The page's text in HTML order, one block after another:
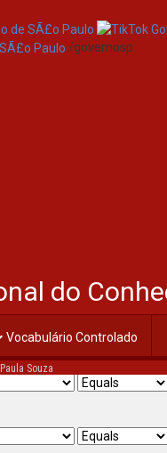
/governosp
do
Vocabulário Controlado
Souza